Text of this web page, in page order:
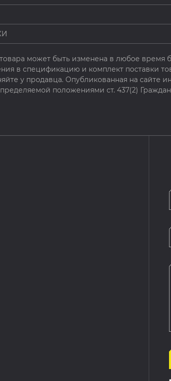
может быть изменена в любое время
в спецификацию и комплект поставки
у продавца. Опубликованная на сайте
положениями ст. 437(2)